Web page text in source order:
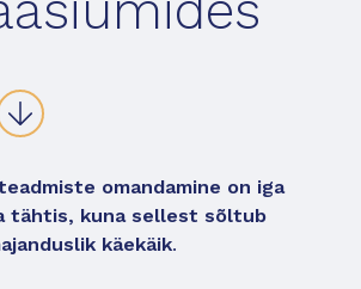
omandamine on iga
tähtis, kuna sellest sõltub
käekäik.